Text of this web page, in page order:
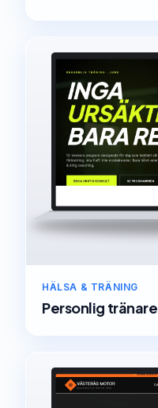
HÄLSA & TRÄNING
Personlig tränare